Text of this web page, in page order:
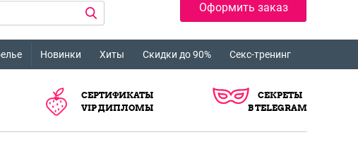
Оформить заказ
Новинки Хиты Скидки до 90% Секс-тренинг
СЕРТИФИКАТЫ
VIP ДИПЛОМЫ
СЕКРЕТЫ
В TELEGRAM